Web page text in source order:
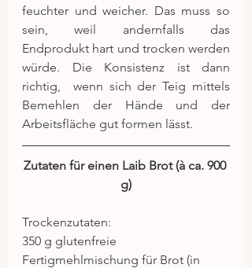
feuchter und weicher. Das muss so
sein, weil andernfalls das
Endprodukt hart und trocken werden
würde. Die Konsistenz ist dann
richtig,  wenn sich der Teig mittels
Bemehlen der Hände und der
Arbeitsfläche gut formen lässt.
Zutaten für einen Laib Brot (à ca. 900
g)
Trockenzutaten:
350 g glutenfreie
Fertigmehlmischung für Brot (in